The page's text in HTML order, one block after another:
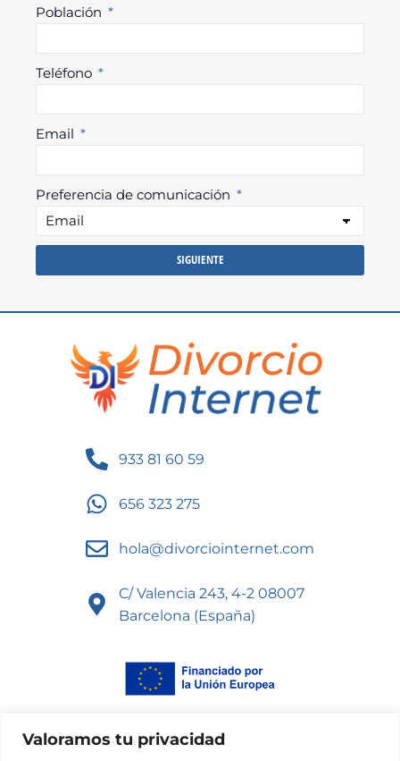
Valoramos tu privacidad
Población
Teléfono
Email
Preferencia de comunicación
SIGUIENTE
933 81 60 59
656 323 275
hola@divorciointernet.com
C/ Valencia 243, 4-2 08007
Barcelona (España)